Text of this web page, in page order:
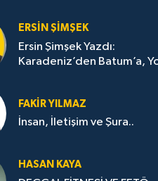
ERSIN ŞIMŞEK
Ersin Şimşek Yazdı:
Karadeniz’den Batum’a,
FAKIR YILMAZ
İnsan, İletişim ve Şura..
HASAN KAYA